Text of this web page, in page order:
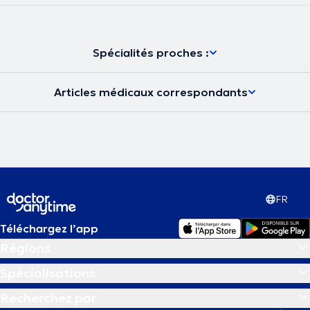
Spécialités proches :
Articles médicaux correspondants
FR
Téléchargez l’app